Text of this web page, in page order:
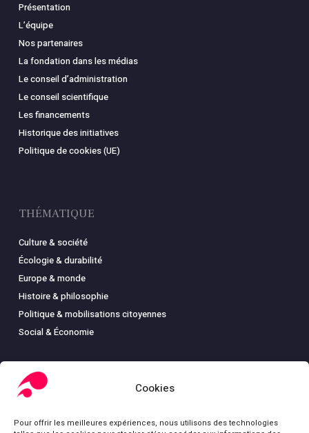
Cookies
Pour offrir les meilleures expériences, nous utilisons des technologies
Présentation
L’équipe
Nos partenaires
La fondation dans les médias
Le conseil d’administration
Le conseil scientifique
Les financements
Historique des initiatives
Politique de cookies (UE)
THÉMATIQUE
Culture & société
Écologie & durabilité
Europe & monde
Histoire & philosophie
Politique & mobilisations citoyennes
Social & Économie
LIBRAIRIE
Boutique